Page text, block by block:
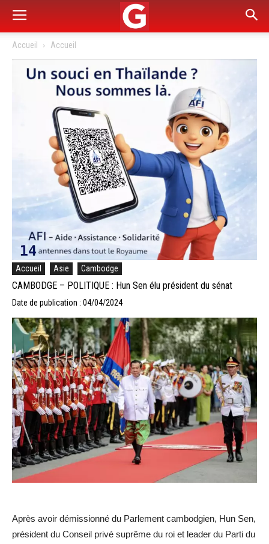
Accueil Accueil
Accueil Asie Cambodge
CAMBODGE – POLITIQUE : Hun Sen élu président du sénat
Date de publication : 04/04/2024
Après avoir démissionné du Parlement cambodgien, Hun Sen,
président du Conseil privé suprême du roi et leader du Parti du